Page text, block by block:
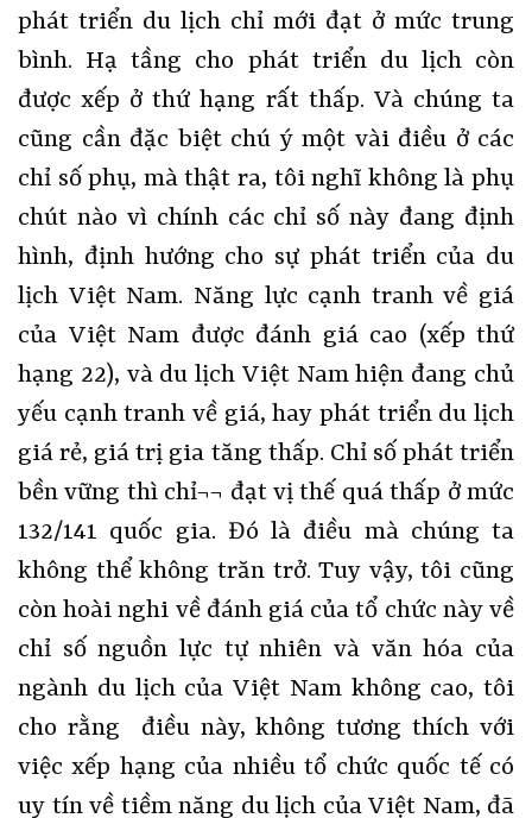
phát triển du lịch chỉ mới đạt ở mức trung
bình. Hạ tầng cho phát triển du lịch còn
được xếp ở thứ hạng rất thấp. Và chúng ta
cũng cần đặc biệt chú ý một vài điều ở các
chỉ số phụ, mà thật ra, tôi nghĩ không là phụ
chút nào vì chính các chỉ số này đang định
hình, định hướng cho sự phát triển của du
lịch Việt Nam. Năng lực cạnh tranh về giá
của Việt Nam được đánh giá cao (xếp thứ
hạng 22), và du lịch Việt Nam hiện đang chủ
yếu cạnh tranh về giá, hay phát triển du lịch
giá rẻ, giá trị gia tăng thấp. Chỉ số phát triển
bền vững thì chỉ¬¬ đạt vị thế quá thấp ở mức
132/141 quốc gia. Đó là điều mà chúng ta
không thể không trăn trở. Tuy vậy, tôi cũng
còn hoài nghi về đánh giá của tổ chức này về
chỉ số nguồn lực tự nhiên và văn hóa của
ngành du lịch của Việt Nam không cao, tôi
cho rằng điều này, không tương thích với
việc xếp hạng của nhiều tổ chức quốc tế có
uy tín về tiềm năng du lịch của Việt Nam, đã